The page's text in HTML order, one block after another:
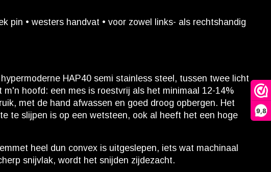
9,8
pin • westers handvat • voor zowel links- als rechtshandig
HAP40 semi stainless steel, tussen twee licht
hoofd: een mes is roestvrij als het minimaal 12-14%
met de hand afwassen en goed droog opbergen. Het
te slijpen is op een wetsteen, ook al heeft het een hoge
heel dun convex is uitgeslepen, iets wat machinaal
snijvlak, wordt het snijden zijdezacht.